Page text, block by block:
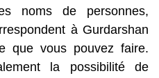
noms de personnes,
à Gurdarshan
que vous pouvez faire.
la possibilité de